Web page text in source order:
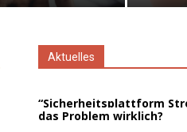
Aktuelles
Vertrauen in den Staat
auf Tiefstwert